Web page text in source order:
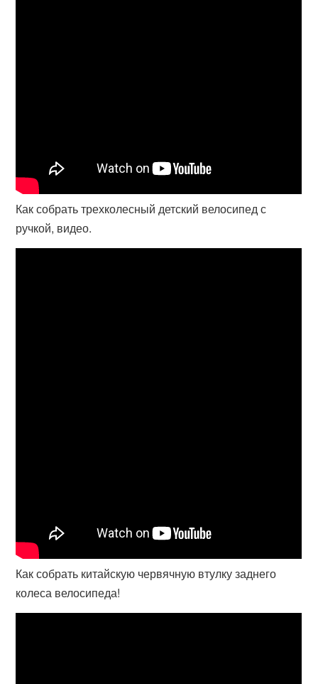
Как собрать трехколесный детский велосипед с
ручкой, видео.
Как собрать китайскую червячную втулку заднего
колеса велосипеда!